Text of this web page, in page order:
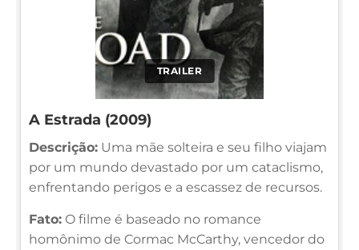
TRAILER
A Estrada (2009)
Descrição: Uma mãe solteira e seu filho viajam
por um mundo devastado por um cataclismo,
enfrentando perigos e a escassez de recursos.
Fato: O filme é baseado no romance
homônimo de Cormac McCarthy, vencedor do